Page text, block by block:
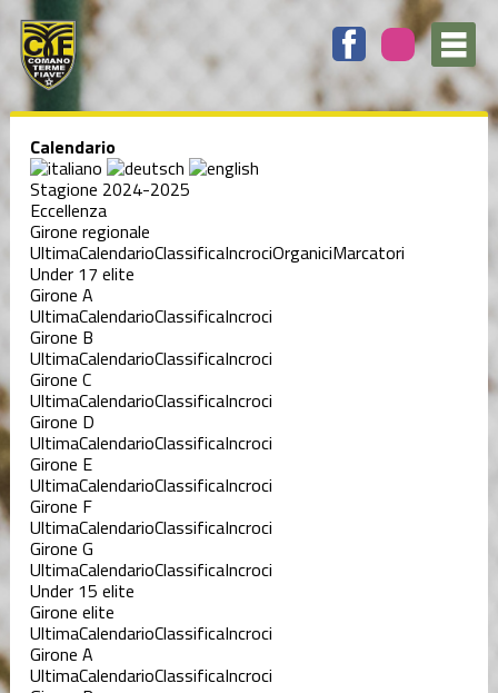
Calendario
Stagione 2024-2025
Eccellenza
Girone regionale
UltimaCalendarioClassificaIncrociOrganiciMarcatori
Under 17 elite
Girone A
UltimaCalendarioClassificaIncroci
Girone B
UltimaCalendarioClassificaIncroci
Girone C
UltimaCalendarioClassificaIncroci
Girone D
UltimaCalendarioClassificaIncroci
Girone E
UltimaCalendarioClassificaIncroci
Girone F
UltimaCalendarioClassificaIncroci
Girone G
UltimaCalendarioClassificaIncroci
Under 15 elite
Girone elite
UltimaCalendarioClassificaIncroci
Girone A
UltimaCalendarioClassificaIncroci